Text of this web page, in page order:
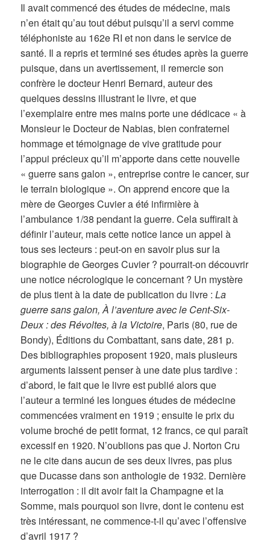
Il avait commencé des études de médecine, mais
n’en était qu’au tout début puisqu’il a servi comme
téléphoniste au 162e RI et non dans le service de
santé. Il a repris et terminé ses études après la guerre
puisque, dans un avertissement, il remercie son
confrère le docteur Henri Bernard, auteur des
quelques dessins illustrant le livre, et que
l’exemplaire entre mes mains porte une dédicace « à
Monsieur le Docteur de Nabias, bien confraternel
hommage et témoignage de vive gratitude pour
l’appui précieux qu’il m’apporte dans cette nouvelle
« guerre sans galon », entreprise contre le cancer, sur
le terrain biologique ». On apprend encore que la
mère de Georges Cuvier a été infirmière à
l’ambulance 1/38 pendant la guerre. Cela suffirait à
définir l’auteur, mais cette notice lance un appel à
tous ses lecteurs : peut-on en savoir plus sur la
biographie de Georges Cuvier ? pourrait-on découvrir
une notice nécrologique le concernant ? Un mystère
de plus tient à la date de publication du livre :La
guerre sans galon, À l’aventure avec le Cent-Six-
Deux : des Révoltes, à la Victoire, Paris (80, rue de
Bondy), Éditions du Combattant, sans date, 281 p.
Des bibliographies proposent 1920, mais plusieurs
arguments laissent penser à une date plus tardive :
d’abord, le fait que le livre est publié alors que
l’auteur a terminé les longues études de médecine
commencées vraiment en 1919 ; ensuite le prix du
volume broché de petit format, 12 francs, ce qui paraît
excessif en 1920. N’oublions pas que J. Norton Cru
ne le cite dans aucun de ses deux livres, pas plus
que Ducasse dans son anthologie de 1932. Dernière
interrogation : il dit avoir fait la Champagne et la
Somme, mais pourquoi son livre, dont le contenu est
très intéressant, ne commence-t-il qu’avec l’offensive
d’avril 1917 ?